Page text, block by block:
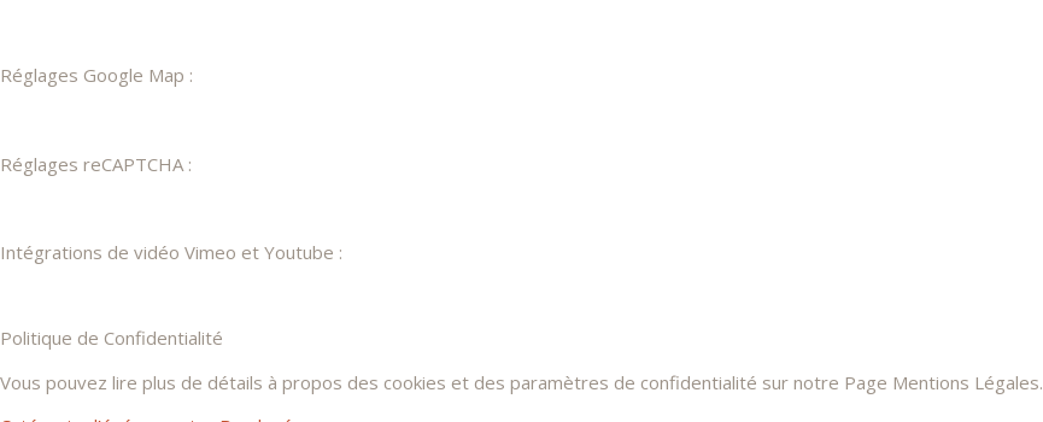
Réglages Google Map :
Réglages reCAPTCHA :
Intégrations de vidéo Vimeo et Youtube :
Politique de Confidentialité
Vous pouvez lire plus de détails à propos des cookies et des paramètres de confidentialité sur notre Page Mentions Légales.